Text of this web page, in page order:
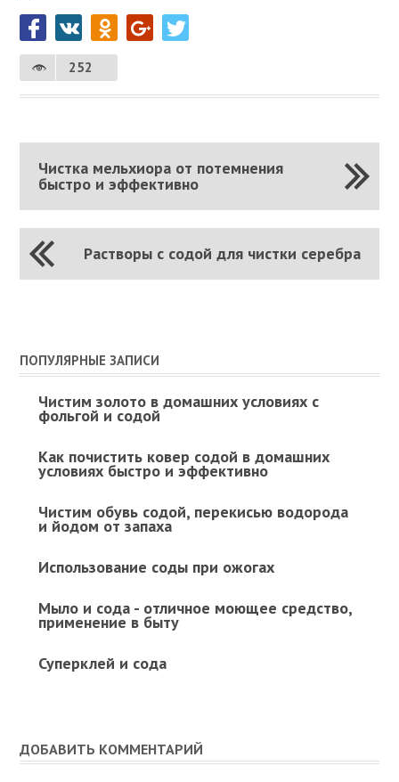
252
Чистка мельхиора от потемнения
быстро и эффективно
Растворы с содой для чистки серебра
ПОПУЛЯРНЫЕ ЗАПИСИ
Чистим золото в домашних условиях с
фольгой и содой
Как почистить ковер содой в домашних
условиях быстро и эффективно
Чистим обувь содой, перекисью водорода
и йодом от запаха
Использование соды при ожогах
Мыло и сода - отличное моющее средство,
применение в быту
Суперклей и сода
ДОБАВИТЬ КОММЕНТАРИЙ